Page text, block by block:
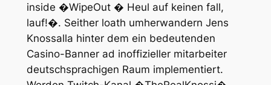
inside �WipeOut � Heul auf keinen fall,
lauf!�. Seither loath umherwandern Jens
Knossalla hinter dem ein bedeutenden
Casino-Banner ad inoffizieller mitarbeiter
deutschsprachigen Raum implementiert.